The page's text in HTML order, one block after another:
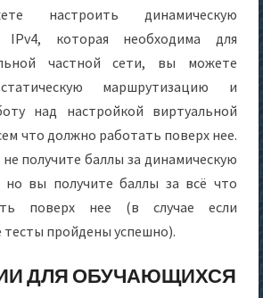
настроить динамическую
IPv4, которая необходима для
частной сети, вы можете
маршрутизацию и
над настройкой виртуальной
что должно работать поверх нее.
получите баллы за динамическую
но вы получите баллы за всё что
поверх нее (в случае если
пройдены успешно).
ДЛЯ ОБУЧАЮЩИХСЯ